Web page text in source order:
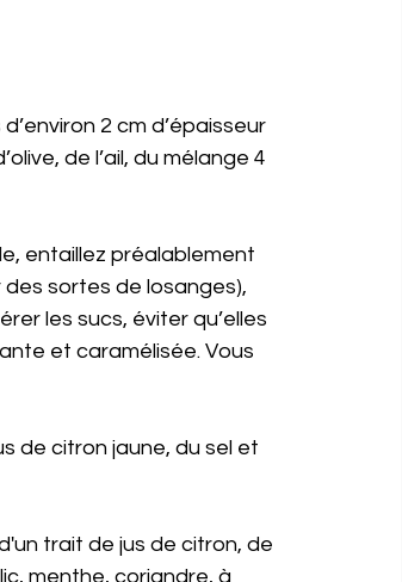
2 cm d’épaisseur
de l’ail, du mélange 4
entaillez préalablement
des sortes de losanges),
les sucs, éviter qu’elles
et caramélisée. Vous
de citron jaune, du sel et
trait de jus de citron, de
menthe, coriandre, à